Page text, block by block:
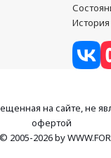
История
на сайте, не
офертой
2005-2026 by